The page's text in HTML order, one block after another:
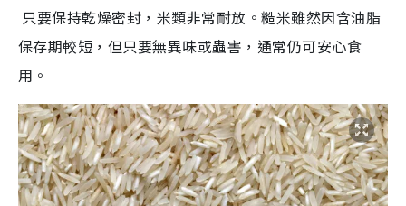
只要保持乾燥密封，米類非常耐放。糙米雖然因含油脂
保存期較短，但只要無異味或蟲害，通常仍可安心食
用。